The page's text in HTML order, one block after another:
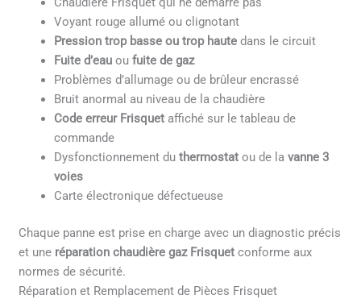
Voyant rouge allumé ou clignotant
Pression trop basse ou trop haute dans le circuit
Fuite d’eau oufuite de gaz
Problèmes d’allumage ou de brûleur encrassé
Bruit anormal au niveau de la chaudière
Code erreur Frisquet affiché sur le tableau de
commande
Dysfonctionnement duthermostat ou de lavanne 3
voies
Carte électronique défectueuse
Chaque panne est prise en charge avec un diagnostic précis
et une réparation chaudière gaz Frisquet conforme aux
normes de sécurité.
Réparation et Remplacement de Pièces Frisquet